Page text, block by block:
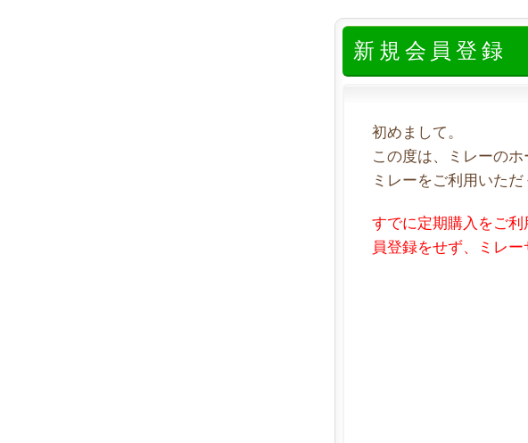
新規会員登録
初めまして。
この度は、ミレーの
ミレーをご利用いた
すでに定期購入をご
員登録をせず、ミレー